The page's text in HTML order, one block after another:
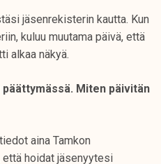
jäsenrekisterin kautta. Kun
kuluu muutama päivä, että
alkaa näkyä.
Miten päivitän
aina Tamkon
hoidat jäsenyytesi